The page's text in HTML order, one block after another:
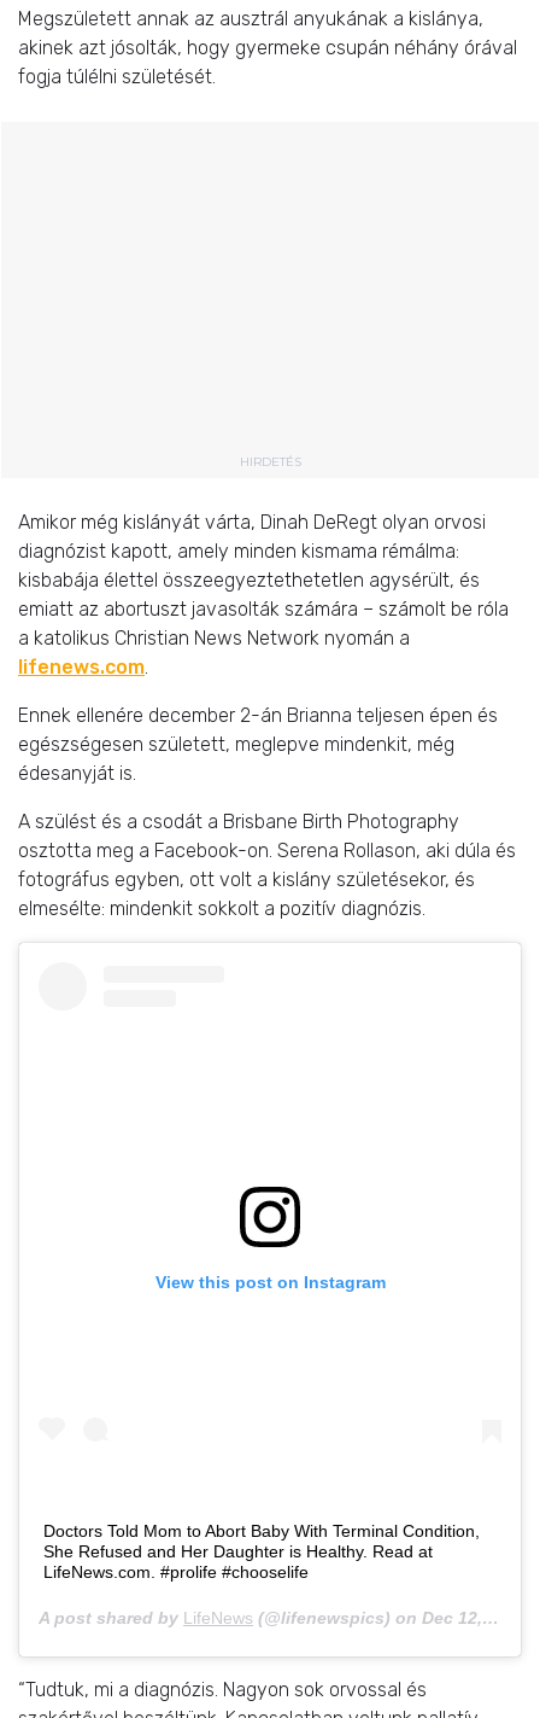
Megszületett annak az ausztrál anyukának a kislánya,
akinek azt jósolták, hogy gyermeke csupán néhány órával
fogja túlélni születését.
HIRDETÉS
Amikor még kislányát várta, Dinah DeRegt olyan orvosi
diagnózist kapott, amely minden kismama rémálma:
kisbabája élettel összeegyeztethetetlen agysérült, és
emiatt az abortuszt javasolták számára – számolt be róla
a katolikus Christian News Network nyomán a
lifenews.com.
Ennek ellenére december 2-án Brianna teljesen épen és
egészségesen született, meglepve mindenkit, még
édesanyját is.
A szülést és a csodát a Brisbane Birth Photography
osztotta meg a Facebook-on. Serena Rollason, aki dúla és
fotográfus egyben, ott volt a kislány születésekor, és
elmesélte: mindenkit sokkolt a pozitív diagnózis.
View this post on Instagram
Doctors Told Mom to Abort Baby With Terminal Condition,
She Refused and Her Daughter is Healthy. Read at
LifeNews.com. #prolife #chooselife
A post shared by LifeNews (@lifenewspics) on Dec 12, 2019 at 10:26am PST
“Tudtuk, mi a diagnózis. Nagyon sok orvossal és